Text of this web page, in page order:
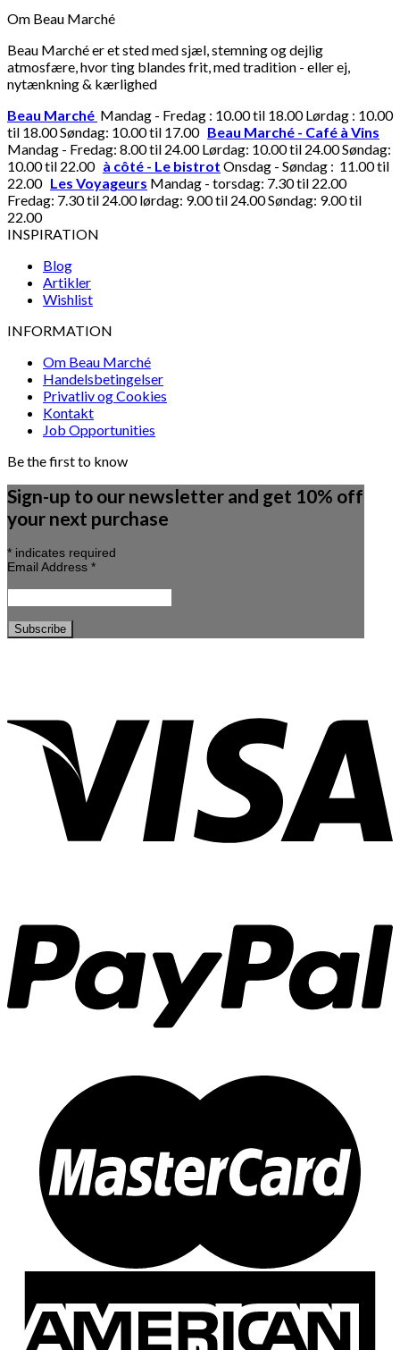
Om Beau Marché
Beau Marché er et sted med sjæl, stemning og dejlig
atmosfære, hvor ting blandes frit, med tradition - eller ej,
nytænkning & kærlighed
Beau Marché Mandag - Fredag : 10.00 til 18.00 Lørdag : 10.00
til 18.00 Søndag: 10.00 til 17.00 Beau Marché - Café à Vins
Mandag - Fredag: 8.00 til 24.00 Lørdag: 10.00 til 24.00 Søndag:
10.00 til 22.00 à côté - Le bistrot Onsdag - Søndag : 11.00 til
22.00 Les Voyageurs Mandag - torsdag: 7.30 til 22.00
Fredag: 7.30 til 24.00 lørdag: 9.00 til 24.00 Søndag: 9.00 til
22.00
INSPIRATION
Blog
Artikler
Wishlist
INFORMATION
Om Beau Marché
Handelsbetingelser
Privatliv og Cookies
Kontakt
Job Opportunities
Be the first to know
Sign-up to our newsletter and get 10% off
your next purchase
* indicates required
Email Address *